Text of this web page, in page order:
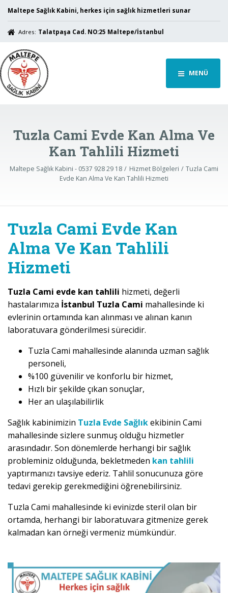
Maltepe Sağlık Kabini, herkes için sağlık hizmetleri sunar
Adres: Talatpaşa Cad. NO:25 Maltepe/İstanbul
MENÜ
Tuzla Cami Evde Kan Alma Ve
Kan Tahlili Hizmeti
Maltepe Sağlık Kabini - 0537 928 29 18 Hizmet Bölgeleri
Tuzla Cami
Evde Kan Alma Ve Kan Tahlili Hizmeti
Tuzla Cami Evde Kan
Alma Ve Kan Tahlili
Hizmeti
Tuzla Cami evde kan tahlili hizmeti, değerli
hastalarımıza İstanbul Tuzla Cami mahallesinde ki
evlerinin ortamında kan alınması ve alınan kanın
laboratuvara gönderilmesi sürecidir.
Tuzla Cami mahallesinde alanında uzman sağlık
personeli,
%100 güvenilir ve konforlu bir hizmet,
Hızlı bir şekilde çıkan sonuçlar,
Her an ulaşılabilirlik
Sağlık kabinimizin Tuzla Evde Sağlıkekibinin Cami
mahallesinde sizlere sunmuş olduğu hizmetler
arasındadır. Son dönemlerde herhangi bir sağlık
probleminiz olduğunda, bekletmeden kan tahlili
yaptırmanızı tavsiye ederiz. Tahlil sonucunuza göre
tedavi gerekip gerekmediğini öğrenebilirsiniz.
Tuzla Cami mahallesinde ki evinizde steril olan bir
ortamda, herhangi bir laboratuvara gitmenize gerek
kalmadan kan örneği vermeniz mümkündür.